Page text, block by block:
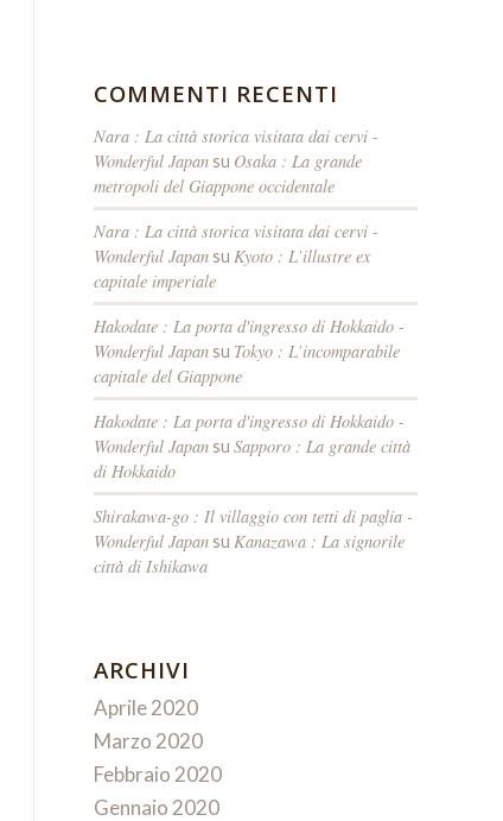
COMMENTI RECENTI
Nara : La città storica visitata dai cervi -
Wonderful Japan su Osaka : La grande
metropoli del Giappone occidentale
Nara : La città storica visitata dai cervi -
Wonderful Japan su Kyoto : L’illustre ex
capitale imperiale
Hakodate : La porta d'ingresso di Hokkaido -
Wonderful Japan su Tokyo : L’incomparabile
capitale del Giappone
Hakodate : La porta d'ingresso di Hokkaido -
Wonderful Japan su Sapporo : La grande città
di Hokkaido
Shirakawa-go : Il villaggio con tetti di paglia -
Wonderful Japan su Kanazawa : La signorile
città di Ishikawa
ARCHIVI
Aprile 2020
Marzo 2020
Febbraio 2020
Gennaio 2020